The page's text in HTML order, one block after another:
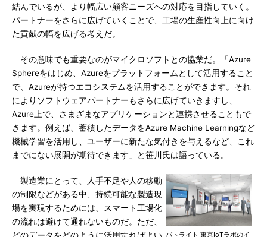
結んでいるが、より幅広い顧客ニーズへの対応を目指していく。
パートナーをさらに広げていくことで、工場の生産性向上に向け
た貢献の幅を広げる考えだ。
その意味でも重要なのがマイクロソフトとの協業だ。「Azure
Sphereをはじめ、Azureをプラットフォームとして活用すること
で、Azureが持つエコシステムを活用することができます。それ
によりソフトウェアパートナーもさらに広げていきますし、
Azure上で、さまざまなアプリケーションと連携させることもで
きます。例えば、蓄積したデータをAzure Machine Learningなど
機械学習を活用し、ユーザーに新たな気付きを与えるなど、これ
までにない展開が期待できます」と笹川氏は語っている。
パトライト 東京IoTラボのイ
製造業にとって、人手不足や人の移動
の制限などがある中、持続可能な製造現
場を実現するためには、スマート工場化
の流れは避けて通れないものだ。ただ、